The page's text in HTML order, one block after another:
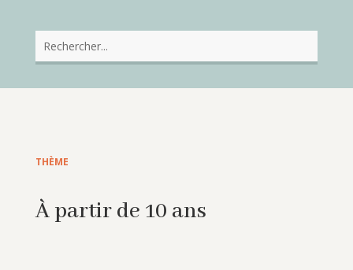
THÈME
À partir de 10 ans